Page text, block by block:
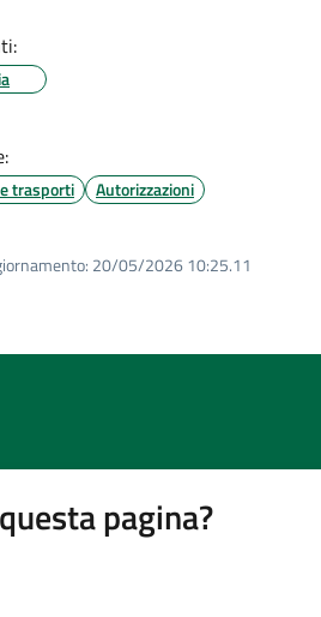
trasporti Autorizzazioni
20/05/2026 10:25.11
pagina?